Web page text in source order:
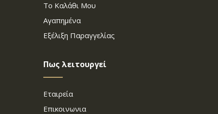
Το Καλάθι Μου
Αγαπημένα
Εξέλιξη Παραγγελίας
Πως λειτουργεί
Εταιρεία
Επικοινωνια